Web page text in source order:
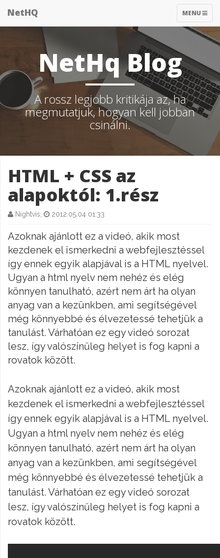
TOGGLE
MENU
NetHQ
NetHq Blog
A rossz legjobb kritikája az, ha
megmutatjuk, hogyan kell jobban
csinálni.
HTML + CSS az
alapoktól: 1.rész
Nightvis, 2012.05.04 01:33
Azoknak ajánlott ez a videó, akik most
kezdenek el ismerkedni a webfejlesztéssel
így ennek egyik alapjával is a HTML nyelvel.
Ugyan a html nyelv nem nehéz és elég
könnyen tanulható, azért nem árt ha olyan
anyag van a kezünkben, ami segítségével
még könnyebbé és élvezetessé tehetjük a
tanulást. Várhatóan ez egy videó sorozat
lesz, így valószínűleg helyet is fog kapni a
rovatok között.
Azoknak ajánlott ez a videó, akik most
kezdenek el ismerkedni a webfejlesztéssel
így ennek egyik alapjával is a HTML nyelvel.
Ugyan a html nyelv nem nehéz és elég
könnyen tanulható, azért nem árt ha olyan
anyag van a kezünkben, ami segítségével
még könnyebbé és élvezetessé tehetjük a
tanulást. Várhatóan ez egy videó sorozat
lesz, így valószínűleg helyet is fog kapni a
rovatok között.